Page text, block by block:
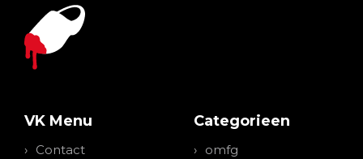
VK Menu
Contact
Categorieen
omfg